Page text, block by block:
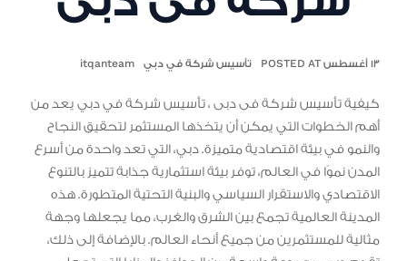
١٣ أغسطس POSTED AT تأسيس شركة في دبي itqanteam
كيفية تأسيس شركة فى دبى ، تأسيس شركة في دبي يعد من
أهم الخطوات التي يمكن أن يتخذها المستثمر لتحقيق النجاح
والنمو في بيئة اقتصادية متميزة. دبي، التي تعد واحدة من أسرع
المدن نموًا في العالم، توفر بيئة استثمارية جذابة تتميز بالتنوع
الاقتصادي والاستقرار السياسي والبنية التحتية المتطورة. هذه
المدينة العالمية تجمع بين الشرق والغرب، مما يجعلها وجهة
مثالية للمستثمرين من جميع أنحاء العالم. بالإضافة إلى ذلك،